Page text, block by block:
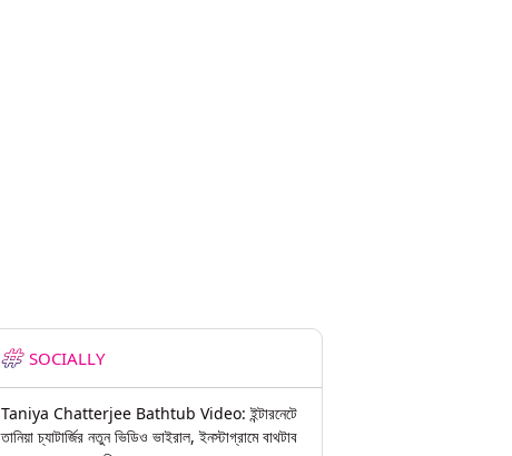
SOCIALLY
Taniya Chatterjee Bathtub Video: ইন্টারনেটে
তানিয়া চ্যাটার্জির নতুন ভিডিও ভাইরাল, ইনস্টাগ্রামে বাথটাব